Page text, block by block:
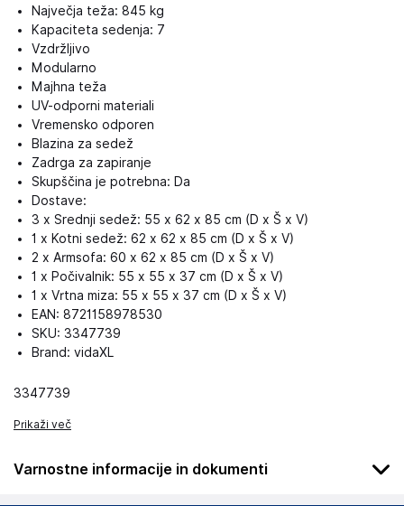
Največja teža: 845 kg
Kapaciteta sedenja: 7
Vzdržljivo
Modularno
Majhna teža
UV-odporni materiali
Vremensko odporen
Blazina za sedež
Zadrga za zapiranje
Skupščina je potrebna: Da
Dostave:
3 x Srednji sedež: 55 x 62 x 85 cm (D x Š x V)
1 x Kotni sedež: 62 x 62 x 85 cm (D x Š x V)
2 x Armsofa: 60 x 62 x 85 cm (D x Š x V)
1 x Počivalnik: 55 x 55 x 37 cm (D x Š x V)
1 x Vrtna miza: 55 x 55 x 37 cm (D x Š x V)
EAN: 8721158978530
SKU: 3347739
Brand: vidaXL
3347739
Prikaži več
Varnostne informacije in dokumenti